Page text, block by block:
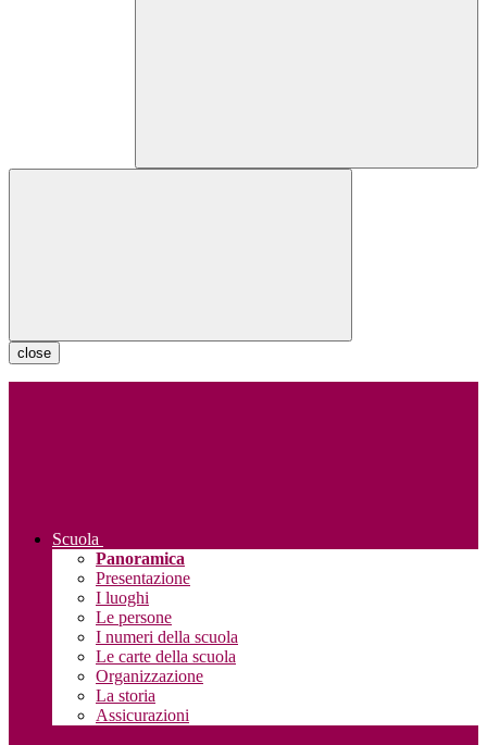
close
Scuola
Panoramica
Presentazione
I luoghi
Le persone
I numeri della scuola
Le carte della scuola
Organizzazione
La storia
Assicurazioni